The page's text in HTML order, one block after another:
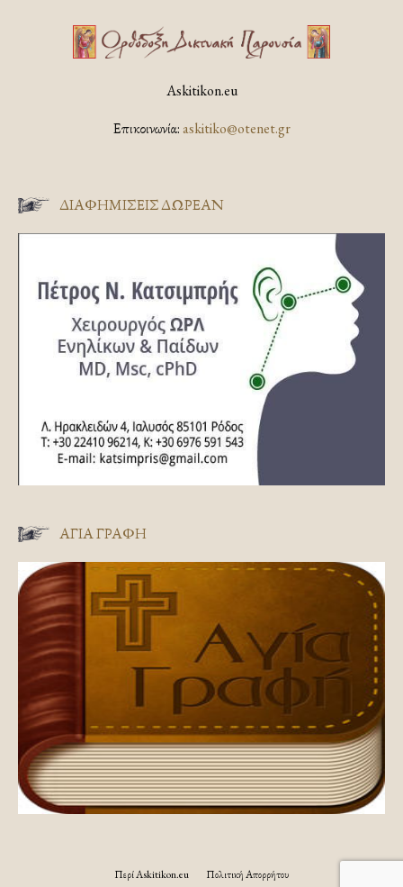
Askitikon.eu
Επικοινωνία:askitiko@otenet.gr
ΔΙΑΦΗΜΊΣΕΙΣ ΔΩΡΕΆΝ
ΑΓΊΑ ΓΡΑΦΉ
Περί Askitikon.eu Πολιτική Απορρήτου